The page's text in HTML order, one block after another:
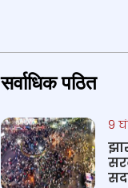
सर्वाधिक पठित
9